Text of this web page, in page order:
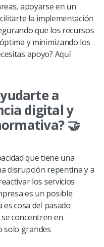
apoyarse en un
la implementación
que los recursos
y minimizando los
apoyo? Aquí
a
digital y
🤝
que tiene una
disrupción repentina y a
los servicios
es un posible
cosa del pasado
concentren en
solo grandes